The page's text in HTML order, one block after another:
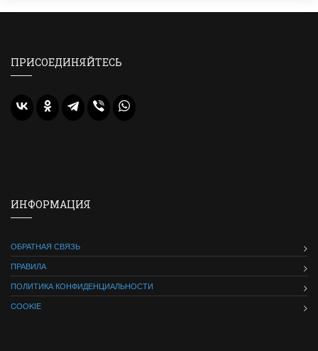
ПРИСОЕДИНЯЙТЕСЬ
ИНФОРМАЦИЯ
ОБРАТНАЯ СВЯЗЬ
ПРАВИЛА
ПОЛИТИКА КОНФИДЕНЦИАЛЬНОСТИ
COOKIE